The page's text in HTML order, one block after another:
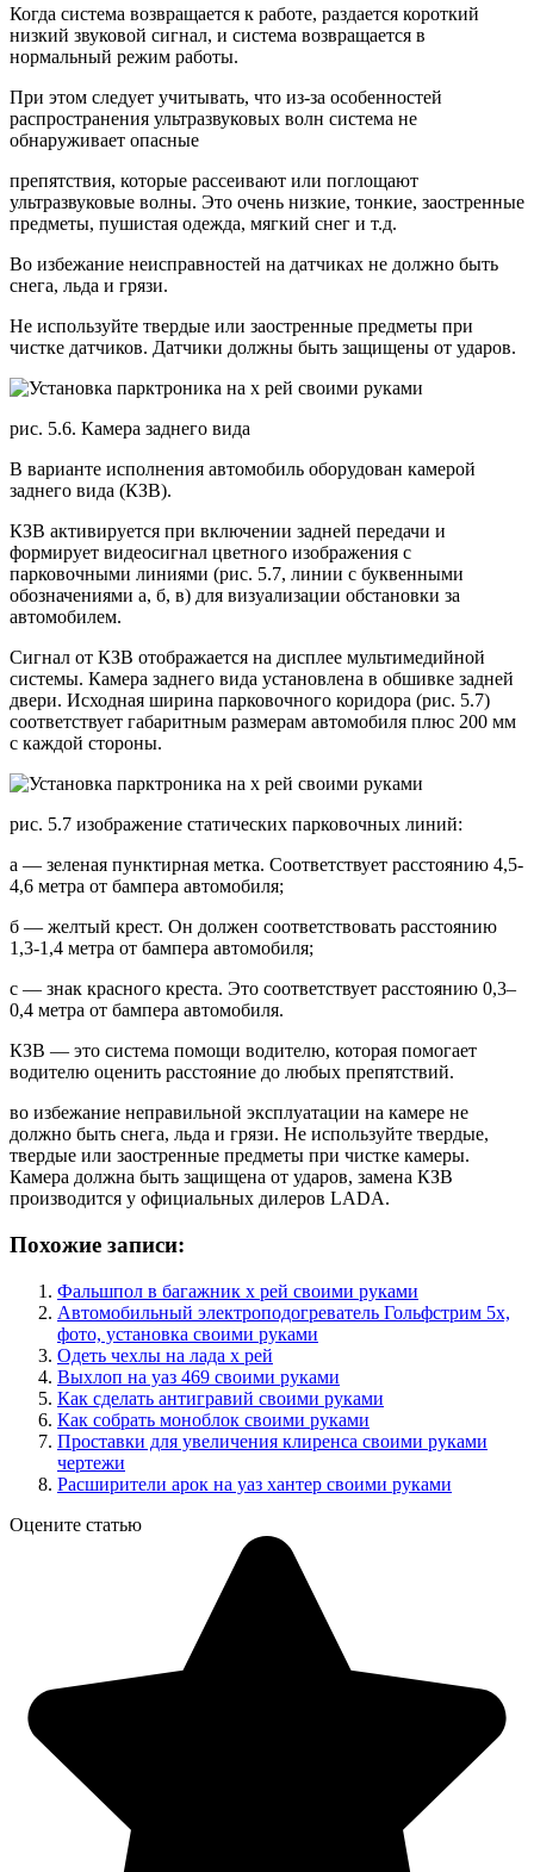
Когда система возвращается к работе, раздается короткий
низкий звуковой сигнал, и система возвращается в
нормальный режим работы.
При этом следует учитывать, что из-за особенностей
распространения ультразвуковых волн система не
обнаруживает опасные
препятствия, которые рассеивают или поглощают
ультразвуковые волны. Это очень низкие, тонкие, заостренные
предметы, пушистая одежда, мягкий снег и т.д.
Во избежание неисправностей на датчиках не должно быть
снега, льда и грязи.
Не используйте твердые или заостренные предметы при
чистке датчиков. Датчики должны быть защищены от ударов.
рис. 5.6. Камера заднего вида
В варианте исполнения автомобиль оборудован камерой
заднего вида (КЗВ).
КЗВ активируется при включении задней передачи и
формирует видеосигнал цветного изображения с
парковочными линиями (рис. 5.7, линии с буквенными
обозначениями а, б, в) для визуализации обстановки за
автомобилем.
Сигнал от КЗВ отображается на дисплее мультимедийной
системы. Камера заднего вида установлена ​​в обшивке задней
двери. Исходная ширина парковочного коридора (рис. 5.7)
соответствует габаритным размерам автомобиля плюс 200 мм
с каждой стороны.
рис. 5.7 изображение статических парковочных линий:
а — зеленая пунктирная метка. Соответствует расстоянию 4,5-
4,6 метра от бампера автомобиля;
б — желтый крест. Он должен соответствовать расстоянию
1,3-1,4 метра от бампера автомобиля;
c — знак красного креста. Это соответствует расстоянию 0,3–
0,4 метра от бампера автомобиля.
КЗВ — это система помощи водителю, которая помогает
водителю оценить расстояние до любых препятствий.
во избежание неправильной эксплуатации на камере не
должно быть снега, льда и грязи. Не используйте твердые,
твердые или заостренные предметы при чистке камеры.
Камера должна быть защищена от ударов, замена КЗВ
производится у официальных дилеров LADA.
Похожие записи:
Фальшпол в багажник х рей своими руками
Автомобильный электроподогреватель Гольфстрим 5х,
фото, установка своими руками
Одеть чехлы на лада х рей
Выхлоп на уаз 469 своими руками
Как сделать антигравий своими руками
Как собрать моноблок своими руками
Проставки для увеличения клиренса своими руками
чертежи
Расширители арок на уаз хантер своими руками
Оцените статью